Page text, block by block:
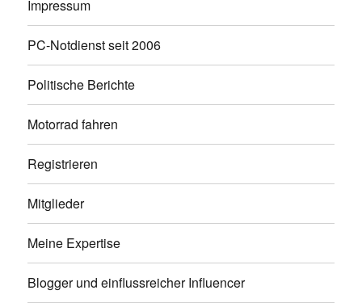
Impressum
PC-Notdienst seit 2006
Politische Berichte
Motorrad fahren
Registrieren
Mitglieder
Meine Expertise
Blogger und einflussreicher Influencer